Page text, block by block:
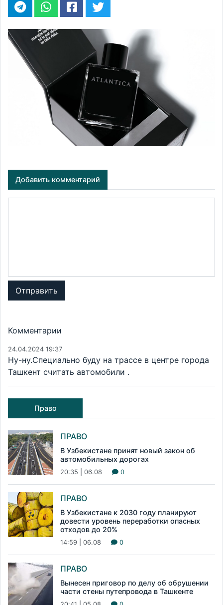
Добавить комментарий
Отправить
Комментарии
24.04.2024 19:37
Ну-ну.Специально буду на трассе в центре города
Ташкент считать автомобили .
Право
ПРАВО
В Узбекистане принят новый закон об
автомобильных дорогах
20:35 | 06.08 0
ПРАВО
В Узбекистане к 2030 году планируют
довести уровень переработки опасных
отходов до 20%
14:59 | 06.08 0
ПРАВО
Вынесен приговор по делу об обрушении
части стены путепровода в Ташкенте